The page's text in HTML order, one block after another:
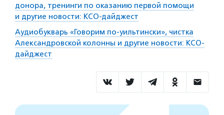
донора, тренинги по оказанию первой помощи
и другие новости: КСО-дайджест
Аудиобукварь «Говорим по-уильтински», чистка
Александровской колонны и другие новости: КСО-
дайджест